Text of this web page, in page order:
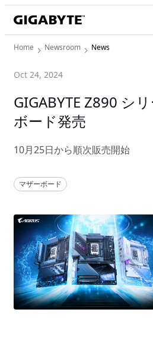
Home Newsroom News
Oct 24, 2024
GIGABYTE Z890 シ
ボード発売
10月25日から順次販売開始
マザーボード